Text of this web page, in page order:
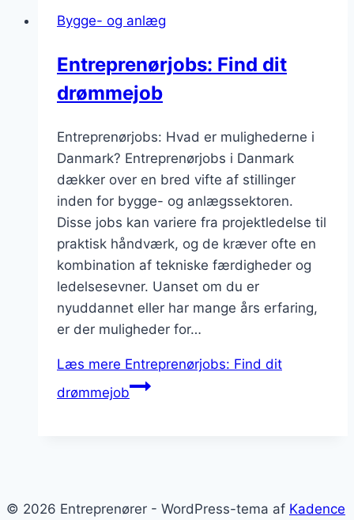
Bygge- og anlæg
Entreprenørjobs: Find dit
drømmejob
Entreprenørjobs: Hvad er mulighederne i
Danmark? Entreprenørjobs i Danmark
dækker over en bred vifte af stillinger
inden for bygge- og anlægssektoren.
Disse jobs kan variere fra projektledelse til
praktisk håndværk, og de kræver ofte en
kombination af tekniske færdigheder og
ledelsesevner. Uanset om du er
nyuddannet eller har mange års erfaring,
er der muligheder for…
Læs mere Entreprenørjobs: Find dit
drømmejob
© 2026 Entreprenører - WordPress-tema af Kadence